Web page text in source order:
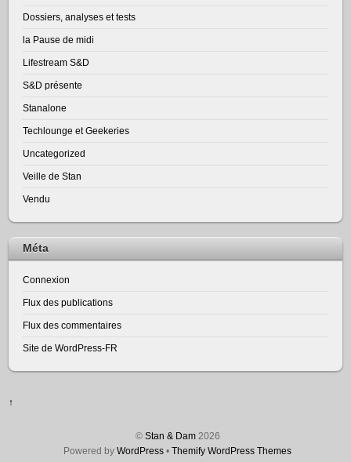
Dossiers, analyses et tests
la Pause de midi
Lifestream S&D
S&D présente
Stanalone
Techlounge et Geekeries
Uncategorized
Veille de Stan
Vendu
Méta
Connexion
Flux des publications
Flux des commentaires
Site de WordPress-FR
↑
© Stan & Dam2026
Powered by WordPress • Themify WordPress Themes